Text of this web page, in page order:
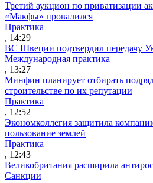
Третий аукцион по приватизации
«Макфы» провалился
Практика
, 14:29
ВС Швеции подтвердил передачу
Международная практика
, 13:27
Минфин планирует отбирать
строительстве по их репутации
Практика
, 12:52
Экономколлегия защитила
пользование землей
Практика
, 12:43
Великобритания расширила
Санкции